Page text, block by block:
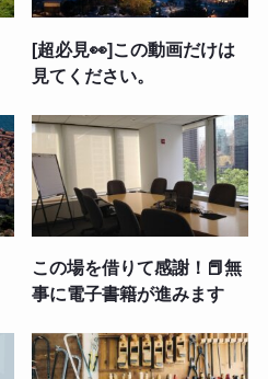
[超必見👀]この動画だけは
見てください。
この場を借りて感謝！📕無
事に電子書籍が進みます